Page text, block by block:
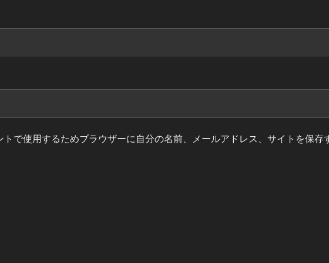
トで使用するためブラウザーに自分の名前、メールアドレス、サイトを保存